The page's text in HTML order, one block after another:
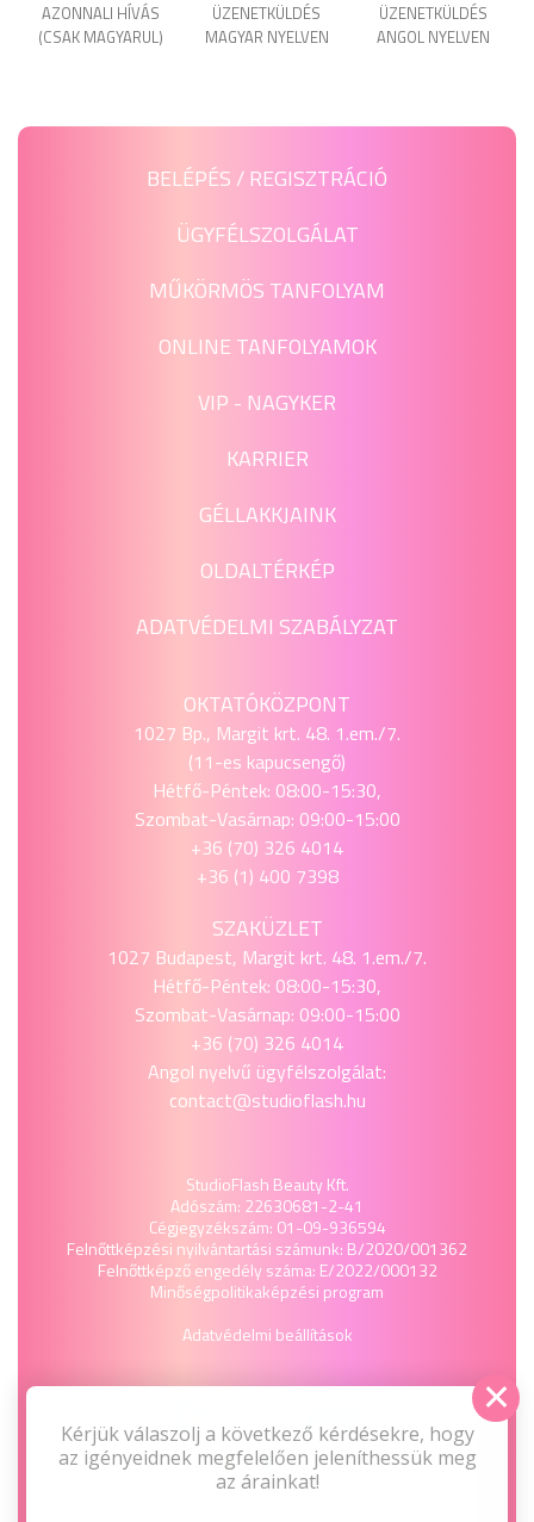
AZONNALI HÍVÁS
(CSAK MAGYARUL)
ÜZENET­KÜLDÉS
MAGYAR NYELVEN
ÜZENET­KÜLDÉS
ANGOL NYELVEN
BELÉPÉS / REGISZTRÁCIÓ
ÜGYFÉLSZOLGÁLAT
MŰKÖRMÖS TANFOLYAM
ONLINE TANFOLYAMOK
VIP - NAGYKER
KARRIER
GÉLLAKKJAINK
OLDALTÉRKÉP
ADATVÉDELMI SZABÁLYZAT
OKTATÓKÖZPONT
1027 Bp., Margit krt. 48. 1.em./7.
(11-es kapucsengő)
Hétfő-Péntek: 08:00-15:30,
Szombat-Vasárnap: 09:00-15:00
+36 (70) 326 4014
+36 (1) 400 7398
SZAKÜZLET
1027 Budapest, Margit krt. 48. 1.em./7.
Hétfő-Péntek: 08:00-15:30,
Szombat-Vasárnap: 09:00-15:00
+36 (70) 326 4014
Angol nyelvű ügyfélszolgálat:
contact@studioflash.hu
StudioFlash Beauty Kft.
Adószám: 22630681-2-41
Cégjegyzékszám: 01-09-936594
Felnőttképzési nyilvántartási számunk: B/2020/001362
Felnőttképző engedély száma: E/2022/000132
Minőségpolitikaképzési program
Adatvédelmi beállítások
Kérjük válaszolj a következő kérdésekre, hogy
az igényeidnek megfelelően jeleníthessük meg
az árainkat!